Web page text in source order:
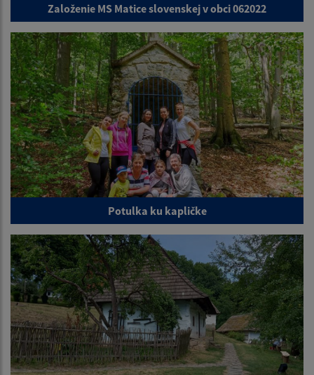
Založenie MS Matice slovenskej v obci 062022
Potulka ku kapličke